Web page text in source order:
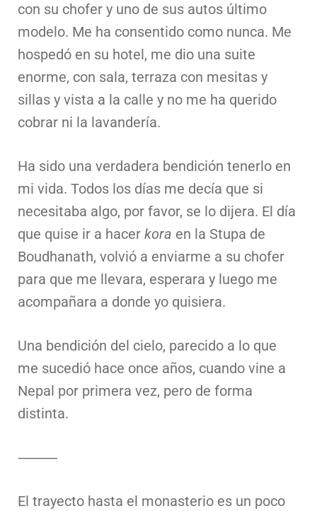
con su chofer y uno de sus autos último
modelo. Me ha consentido como nunca. Me
hospedó en su hotel, me dio una suite
enorme, con sala, terraza con mesitas y
sillas y vista a la calle y no me ha querido
cobrar ni la lavandería.
Ha sido una verdadera bendición tenerlo en
mi vida. Todos los días me decía que si
necesitaba algo, por favor, se lo dijera. El día
que quise ir a hacer kora en la Stupa de
Boudhanath, volvió a enviarme a su chofer
para que me llevara, esperara y luego me
acompañara a donde yo quisiera.
Una bendición del cielo, parecido a lo que
me sucedió hace once años, cuando vine a
Nepal por primera vez, pero de forma
distinta.
⸻
El trayecto hasta el monasterio es un poco